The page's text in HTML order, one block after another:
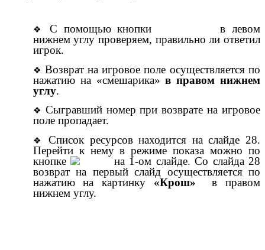
С помощью кнопки
в левом
нижнем углу проверяем, правильно ли ответил
игрок.
Возврат на игровое поле осуществляется по
нажатию на «смешарика»в правом нижнем
углу.
Сыгравший номер при возврате на игровое
поле пропадает.
Список ресурсов находится на слайде 28.
Перейти к нему в режиме показа можно по
кнопке
на 1-ом слайде. Со слайда 28
возврат на первый слайд осуществляется по
нажатию на картинку «Крош» в правом
нижнем углу.